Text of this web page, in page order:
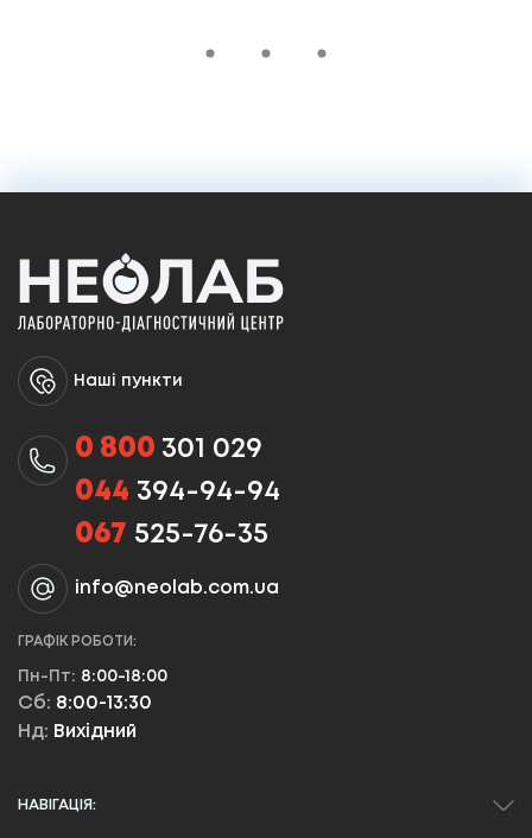
Наші пункти
0 800 301 029
044 394-94-94
067 525-76-35
info@neolab.com.ua
ГРАФІК РОБОТИ:
Пн-Пт: 8:00-18:00
Сб: 8:00-13:30
Нд: Вихідний
НАВІГАЦІЯ: